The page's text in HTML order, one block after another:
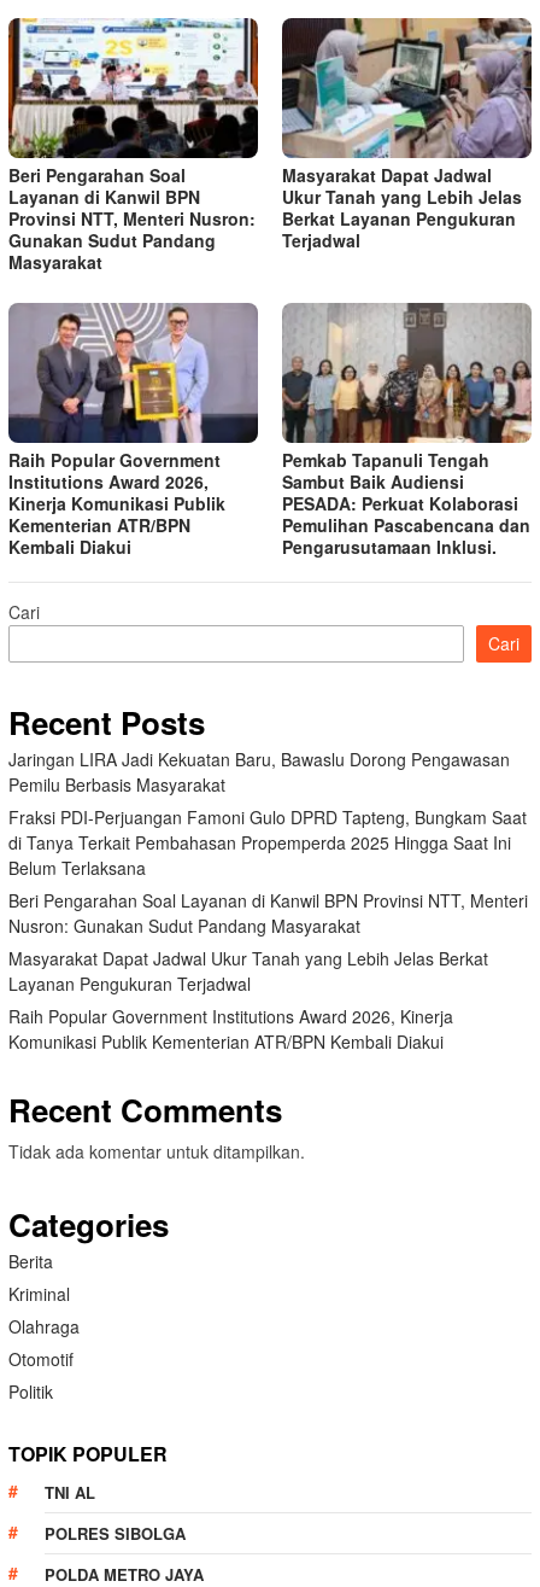
Beri Pengarahan Soal
Layanan di Kanwil BPN
Provinsi NTT, Menteri Nusron:
Gunakan Sudut Pandang
Masyarakat
Masyarakat Dapat Jadwal
Ukur Tanah yang Lebih Jelas
Berkat Layanan Pengukuran
Terjadwal
Raih Popular Government
Institutions Award 2026,
Kinerja Komunikasi Publik
Kementerian ATR/BPN
Kembali Diakui
Pemkab Tapanuli Tengah
Sambut Baik Audiensi
PESADA: Perkuat Kolaborasi
Pemulihan Pascabencana dan
Pengarusutamaan Inklusi.
Cari
Cari
Recent Posts
Jaringan LIRA Jadi Kekuatan Baru, Bawaslu Dorong Pengawasan
Pemilu Berbasis Masyarakat
Fraksi PDI-Perjuangan Famoni Gulo DPRD Tapteng, Bungkam Saat
di Tanya Terkait Pembahasan Propemperda 2025 Hingga Saat Ini
Belum Terlaksana
Beri Pengarahan Soal Layanan di Kanwil BPN Provinsi NTT, Menteri
Nusron: Gunakan Sudut Pandang Masyarakat
Masyarakat Dapat Jadwal Ukur Tanah yang Lebih Jelas Berkat
Layanan Pengukuran Terjadwal
Raih Popular Government Institutions Award 2026, Kinerja
Komunikasi Publik Kementerian ATR/BPN Kembali Diakui
Recent Comments
Tidak ada komentar untuk ditampilkan.
Categories
Berita
Kriminal
Olahraga
Otomotif
Politik
TOPIK POPULER
TNI AL
POLRES SIBOLGA
POLDA METRO JAYA